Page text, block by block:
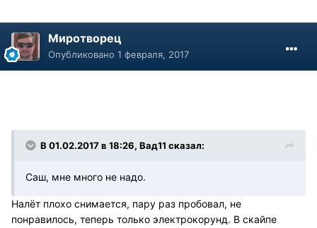
Миротворец
Опубликовано 1 февраля, 2017
В 01.02.2017 в 18:26, Вад11 сказал:
Саш, мне много не надо.
Налёт плохо снимается, пару раз пробовал, не
понравилось, теперь только электрокорунд. В скайпе